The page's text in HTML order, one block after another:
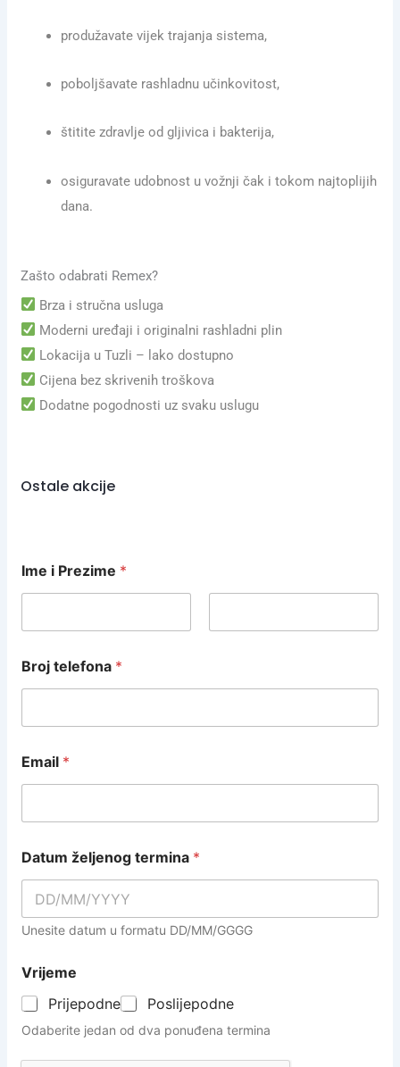
produžavate vijek trajanja sistema,
poboljšavate rashladnu učinkovitost,
štitite zdravlje od gljivica i bakterija,
osiguravate udobnost u vožnji čak i tokom najtoplijih
dana.
Zašto odabrati Remex?
Brza i stručna usluga
Moderni uređaji i originalni rashladni plin
Lokacija u Tuzli – lako dostupno
Cijena bez skrivenih troškova
Dodatne pogodnosti uz svaku uslugu
Ostale akcije
Ime i Prezime *
Broj telefona *
Email *
Datum željenog termina *
Unesite datum u formatu DD/MM/GGGG
Vrijeme
Prijepodne
Poslijepodne
Odaberite jedan od dva ponuđena termina